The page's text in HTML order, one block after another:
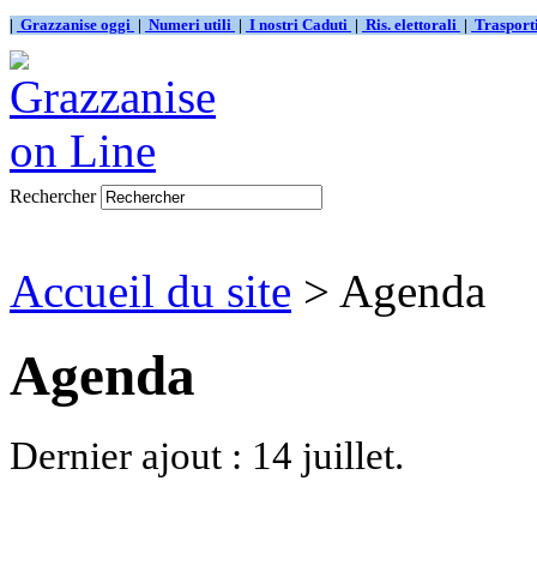
| Grazzanise oggi | Numeri utili | I nostri Caduti | Ris. elettorali |
Rechercher
Accueil du site > Agenda
Agenda
Dernier ajout : 14 juillet.